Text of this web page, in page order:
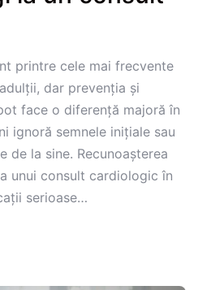
printre cele mai frecvente
dar prevenția și
face o diferență majoră în
ignoră semnele inițiale sau
la sine. Recunoașterea
unui consult cardiologic în
serioase…